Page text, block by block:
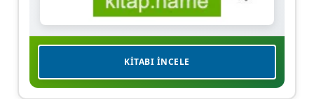
KITABI İNCELE